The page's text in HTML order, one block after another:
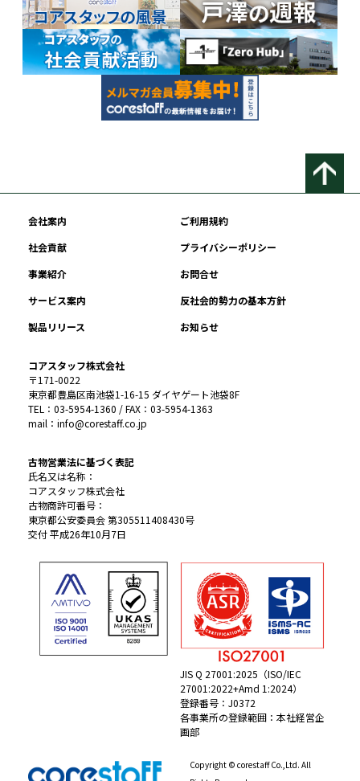
会社案内
ご利用規約
社会貢献
プライバシーポリシー
事業紹介
お問合せ
サービス案内
反社会的勢力の基本方針
製品リリース
お知らせ
コアスタッフ株式会社
〒171-0022
東京都豊島区南池袋1-16-15 ダイヤゲート池袋8F
TEL：03-5954-1360 / FAX：03-5954-1363
mail：info@corestaff.co.jp
古物営業法に基づく表記
氏名又は名称：
コアスタッフ株式会社
古物商許可番号：
東京都公安委員会 第305511408430号
交付 平成26年10月7日
JIS Q 27001:2025（ISO/IEC
27001:2022+Amd 1:2024）
登録番号：J0372
各事業所の登録範囲：本社経営企
画部
Copyright © corestaff Co.,Ltd. All